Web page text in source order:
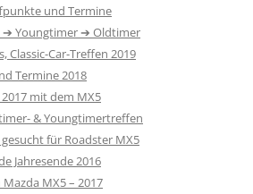
und Termine
➔ Youngtimer ➔ Oldtimer
Classic-Car-Treffen 2019
Termine 2018
mit dem MX5
& Youngtimertreffen
für Roadster MX5
Jahresende 2016
MX5 – 2017